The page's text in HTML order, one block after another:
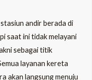
andir berada di
saat ini tidak melayani
sebagai titik
layanan kereta
akan langsung menuju